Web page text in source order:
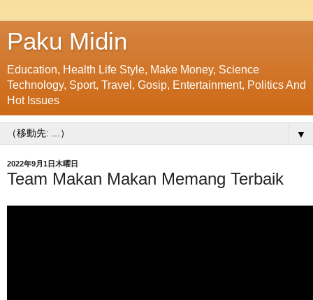
Paku Midin
Education, Health Life Style, Make Money, Science
Technology, Sport, Travel, Gosip, Entertainment, Politics And
Hot Issues
▼
2022年9月1日木曜日
Team Makan Makan Memang Terbaik